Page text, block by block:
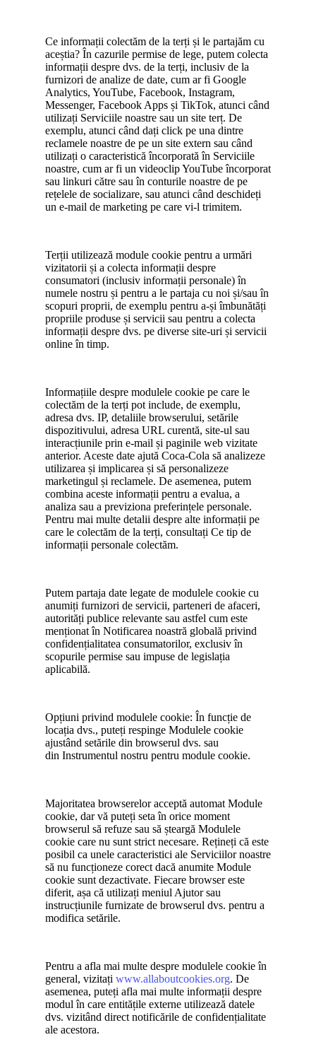
Ce informații colectăm de la terți și le partajăm cu
aceștia? În cazurile permise de lege, putem colecta
informații despre dvs. de la terți, inclusiv de la
furnizori de analize de date, cum ar fi Google
Analytics, YouTube, Facebook, Instagram,
Messenger, Facebook Apps și TikTok, atunci când
utilizați Serviciile noastre sau un site terț. De
exemplu, atunci când dați click pe una dintre
reclamele noastre de pe un site extern sau când
utilizați o caracteristică încorporată în Serviciile
noastre, cum ar fi un videoclip YouTube încorporat
sau linkuri către sau în conturile noastre de pe
rețelele de socializare, sau atunci când deschideți
un e-mail de marketing pe care vi-l trimitem.
Terții utilizează module cookie pentru a urmări
vizitatorii și a colecta informații despre
consumatori (inclusiv informații personale) în
numele nostru și pentru a le partaja cu noi și/sau în
scopuri proprii, de exemplu pentru a-și îmbunătăți
propriile produse și servicii sau pentru a colecta
informații despre dvs. pe diverse site-uri și servicii
online în timp.
Informațiile despre modulele cookie pe care le
colectăm de la terți pot include, de exemplu,
adresa dvs. IP, detaliile browserului, setările
dispozitivului, adresa URL curentă, site-ul sau
interacțiunile prin e-mail și paginile web vizitate
anterior. Aceste date ajută Coca-Cola să analizeze
utilizarea și implicarea și să personalizeze
marketingul și reclamele. De asemenea, putem
combina aceste informații pentru a evalua, a
analiza sau a previziona preferințele personale.
Pentru mai multe detalii despre alte informații pe
care le colectăm de la terți, consultați Ce tip de
informații personale colectăm.
Putem partaja date legate de modulele cookie cu
anumiți furnizori de servicii, parteneri de afaceri,
autorități publice relevante sau astfel cum este
menționat în Notificarea noastră globală privind
confidențialitatea consumatorilor, exclusiv în
scopurile permise sau impuse de legislația
aplicabilă.
Opțiuni privind modulele cookie: În funcție de
locația dvs., puteți respinge Modulele cookie
ajustând setările din browserul dvs. sau
din Instrumentul nostru pentru module cookie.
Majoritatea browserelor acceptă automat Module
cookie, dar vă puteți seta în orice moment
browserul să refuze sau să șteargă Modulele
cookie care nu sunt strict necesare. Rețineți că este
posibil ca unele caracteristici ale Serviciilor noastre
să nu funcționeze corect dacă anumite Module
cookie sunt dezactivate. Fiecare browser este
diferit, așa că utilizați meniul Ajutor sau
instrucțiunile furnizate de browserul dvs. pentru a
modifica setările.
Pentru a afla mai multe despre modulele cookie în
general, vizitați www.allaboutcookies.org. De
asemenea, puteți afla mai multe informații despre
modul în care entitățile externe utilizează datele
dvs. vizitând direct notificările de confidențialitate
ale acestora.